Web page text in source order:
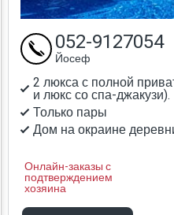
2 люкса с полной
и люкс со спа-джакузи).
Только пары
Дом на окраине
Онлайн-заказы с
подтверждением
хозяина
052-9127054
Йосеф